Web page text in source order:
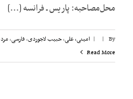
محل‌مصاحبه: پاریس ـ فرانسه [...]
By
|
| امینی، علی,حبیب لاجوردی,فارسی,مرد
Read More